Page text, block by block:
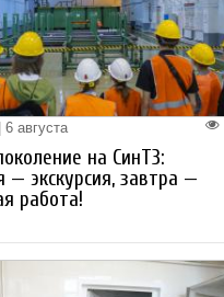
августа
на СинТЗ:
— экскурсия, завтра —
работа!